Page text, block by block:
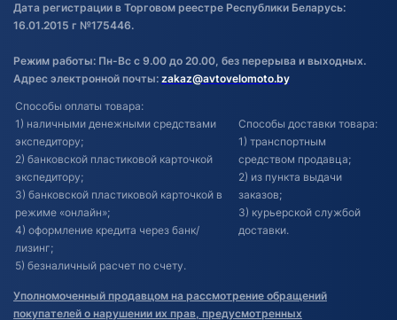
Дата регистрации в Торговом реестре Республики Беларусь:
16.01.2015 г №175446.
Режим работы: Пн-Вс с 9.00 до 20.00, без перерыва и выходных.
Адрес электронной почты: zakaz@avtovelomoto.by
Способы оплаты товара:
1) наличными денежными средствами
экспедитору;
2) банковской пластиковой карточкой
экспедитору;
3) банковской пластиковой карточкой в
режиме «онлайн»;
4) оформление кредита через банк/
лизинг;
5) безналичный расчет по счету.
Способы доставки товара:
1) транспортным
средством продавца;
2) из пункта выдачи
заказов;
3) курьерской службой
доставки.
Уполномоченный продавцом на рассмотрение обращений
покупателей о нарушении их прав, предусмотренных